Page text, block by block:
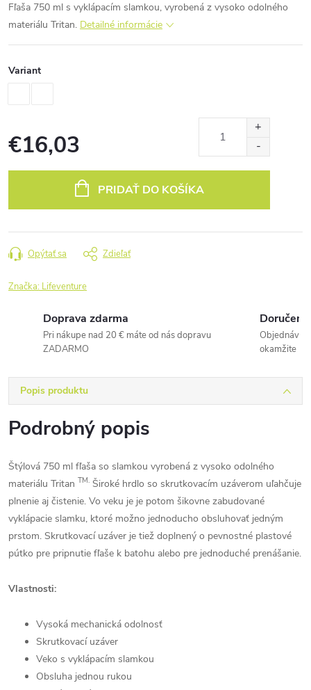
Fľaša 750 ml s vyklápacím slamkou, vyrobená z vysoko odolného
materiálu Tritan. Detailné informácie
Variant
€16,03
PRIDAŤ DO KOŠÍKA
Opýtať sa Zdieľať
Značka: Lifeventure
Doprava zdarma
Pri nákupe nad 20 € máte od nás dopravu
ZADARMO
okamžite
Popis produktu
Podrobný popis
Štýlová 750 ml fľaša so slamkou vyrobená z vysoko odolného
materiálu Tritan TM. Široké hrdlo so skrutkovacím uzáverom uľahčuje
plnenie aj čistenie. Vo veku je je potom šikovne zabudované
vyklápacie slamku, ktoré možno jednoducho obsluhovať jedným
prstom. Skrutkovací uzáver je tiež doplnený o pevnostné plastové
pútko pre pripnutie fľaše k batohu alebo pre jednoduché prenášanie.
Vlastnosti:
Vysoká mechanická odolnosť
Skrutkovací uzáver
Veko s vyklápacím slamkou
Obsluha jednou rukou